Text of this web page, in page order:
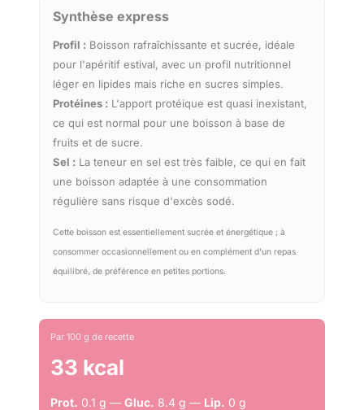
Synthèse express
Profil : Boisson rafraîchissante et sucrée, idéale
pour l'apéritif estival, avec un profil nutritionnel
léger en lipides mais riche en sucres simples.
Protéines : L'apport protéique est quasi inexistant,
ce qui est normal pour une boisson à base de
fruits et de sucre.
Sel : La teneur en sel est très faible, ce qui en fait
une boisson adaptée à une consommation
régulière sans risque d'excès sodé.
Cette boisson est essentiellement sucrée et énergétique ; à
consommer occasionnellement ou en complément d'un repas
équilibré, de préférence en petites portions.
Par 100 g de recette
33 kcal
Prot. 0.1 g — Gluc. 8.4 g — Lip. 0 g